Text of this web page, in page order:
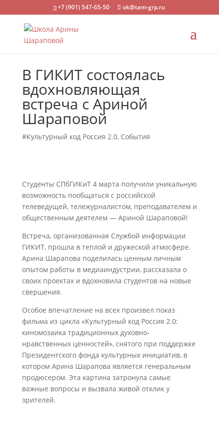
+7 (901) 547-65-50 ok@tam-grp.ru
В ГИКИТ состоялась
вдохновляющая
встреча с Ариной
Шараповой
#Культурный код Россия 2.0, События
Студенты СПбГИКиТ 4 марта получили уникальную
возможность пообщаться с российской
телеведущей, тележурналистом, преподавателем и
общественным деятелем — Ариной Шараповой!
Встреча, организованная Службой информации
ГИКИТ, прошла в теплой и дружеской атмосфере.
Арина Шарапова поделилась ценным личным
опытом работы в медиаиндустрии, рассказала о
своих проектах и вдохновила студентов на новые
свершения.
Особое впечатление на всех произвел показ
фильма из цикла «Культурный код Россия 2.0:
киномозаика традиционных духовно-
нравственных ценностей», снятого при поддержке
Президентского фонда культурных инициатив, в
котором Арина Шарапова является генеральным
продюсером. Эта картина затронула самые
важные вопросы и вызвала живой отклик у
зрителей.